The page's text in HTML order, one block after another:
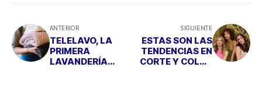
ANTERIOR
TELELAVO, LA
PRIMERA
LAVANDERÍA
SIGUIENTE
ESTAS SON LAS
TENDENCIAS EN
CORTE Y COLOR